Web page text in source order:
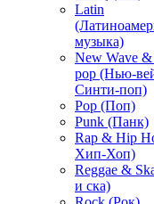
Latin
музыка)
New Wave
pop (Нью-
Синти-поп)
Pop (Поп)
Punk (Панк)
Rap & Hip
Хип-Хоп)
Reggae &
и ска)